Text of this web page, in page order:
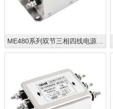
ME480系列双节三相四线电源滤
波器